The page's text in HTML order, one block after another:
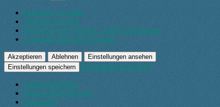
Optionen verwalten
Dienste verwalten
Verwalten von {vendor_count}-Lieferanten
Lese mehr über diese Zwecke
Akzeptieren Ablehnen
Einstellungen ansehen
Einstellungen speichern
Einstellungen ansehen
Cookie-Richtlinie
Datenschutzerklärung
Impressum